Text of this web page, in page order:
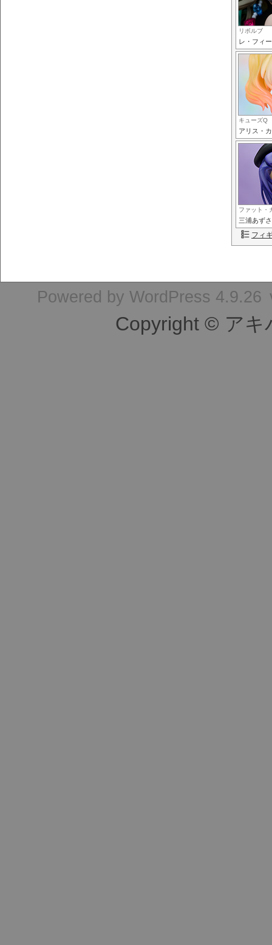
リボルブ
レ・フィ
キューズQ
アリス・
ファット・
三浦あずさ
フィ
Powered by WordPress 4.9.26
Copyright © アキ